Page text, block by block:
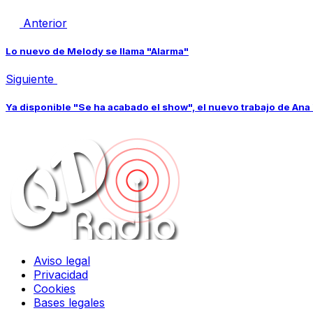
Anterior
Lo nuevo de Melody se llama "Alarma"
Siguiente
Ya disponible "Se ha acabado el show", el nuevo trabajo de Ana
Aviso legal
Privacidad
Cookies
Bases legales